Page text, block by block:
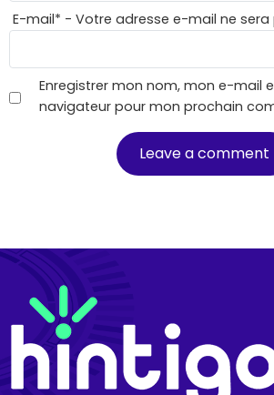
E-mail* - Votre adresse e-mail ne sera
Enregistrer mon nom, mon e-mail
navigateur pour mon prochain